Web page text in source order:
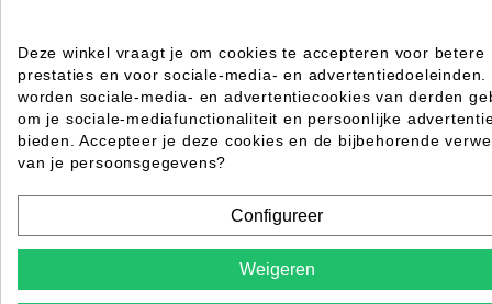
Deze winkel vraagt je om cookies te accepteren voor betere
prestaties en voor sociale-media- en advertentiedoeleinden.
worden sociale-media- en advertentiecookies van derden
om je sociale-mediafunctionaliteit en persoonlijke
bieden. Accepteer je deze cookies en de bijbehorende
van je persoonsgegevens?
Configureer
Weigeren